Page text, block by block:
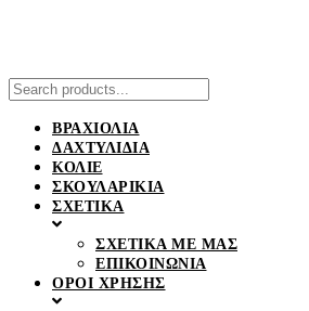
ΒΡΑΧΙΟΛΙΑ
ΔΑΧΤΥΛΙΔΙΑ
ΚΟΛΙΕ
ΣΚΟΥΛΑΡΙΚΙΑ
ΣΧΕΤΙΚΑ
ΣΧΕΤΙΚΑ ΜΕ ΜΑΣ
ΕΠΙΚΟΙΝΩΝΙΑ
ΟΡΟΙ ΧΡΗΣΗΣ